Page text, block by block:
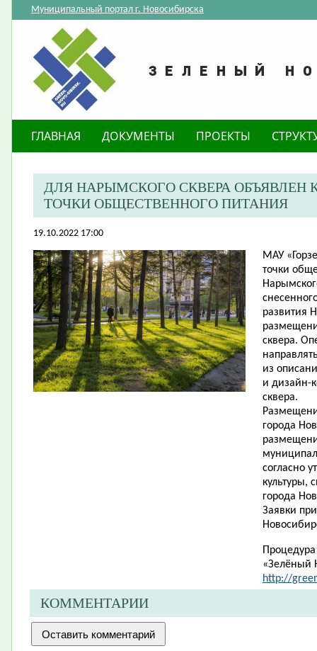
Муниципальный портал г. Новосибирска
ГЛАВНАЯ ДОКУМЕНТЫ ПРОЕКТЫ
​ДЛЯ НАРЫМСКОГО СКВЕРА ОБЪЯВЛЕН
ТОЧКИ ОБЩЕСТВЕННОГО ПИТАНИЯ
19.10.2022 17:00
МАУ
точки
развития
сквера.
из
и дизайн-
сквера.
города
согласно
культуры,
города
Заявки
«Зелёный
http://
КОММЕНТАРИИ